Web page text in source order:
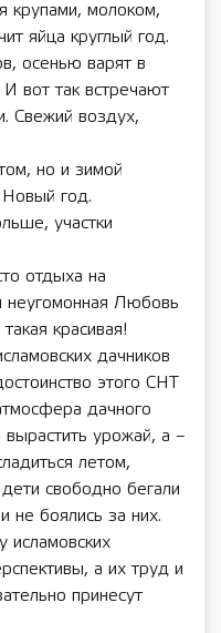
крупами, молоком,
яйца круглый год.
осенью варят в
И вот так встречают
Свежий воздух,
но и зимой
год.
участки
отдыха на
неугомонная Любовь
красивая!
дачников
этого СНТ
дачного
урожай, а –
летом,
свободно бегали
не боялись за них.
исламовских
а их труд и
принесут